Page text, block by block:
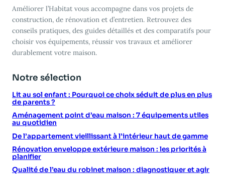
Améliorer l’Habitat vous accompagne dans vos projets de
construction, de rénovation et d’entretien. Retrouvez des
conseils pratiques, des guides détaillés et des comparatifs pour
choisir vos équipements, réussir vos travaux et améliorer
durablement votre maison.
Notre sélection
Lit au sol enfant : Pourquoi ce choix séduit de plus en plus
de parents ?
Aménagement point d’eau maison : 7 équipements utiles
au quotidien
De l’appartement vieillissant à l’intérieur haut de gamme
Rénovation enveloppe extérieure maison : les priorités à
planifier
Qualité de l’eau du robinet maison : diagnostiquer et agir